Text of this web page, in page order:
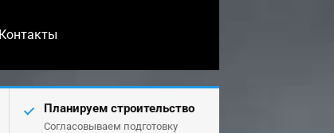
Контакты
Планируем строительство
Согласовываем подготовку